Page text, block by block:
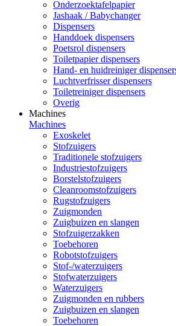
Onderzoektafelpapier
Jashaak / Babychanger
Dispensers
Handdoek dispensers
Poetsrol dispensers
Toiletpapier dispensers
Hand- en huidreiniger
Luchtverfrisser dispensers
Toiletreiniger dispensers
Overig
Machines
Machines
Exoskelet
Stofzuigers
Traditionele stofzuigers
Industriestofzuigers
Borstelstofzuigers
Cleanroomstofzuigers
Rugstofzuigers
Zuigmonden
Zuigbuizen en slangen
Stofzuigerzakken
Toebehoren
Robotstofzuigers
Stof-/waterzuigers
Stofwaterzuigers
Waterzuigers
Zuigmonden en rubbers
Zuigbuizen en slangen
Toebehoren